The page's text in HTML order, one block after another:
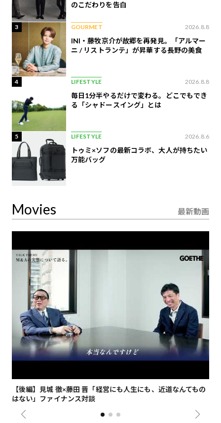
のこだわりを告白
3 GOURMET 2026.8.8
INI・藤牧京介が故郷を再発見。「アルマー
ニ / リストランテ」が昇華する長野の美食
4 LIFESTYLE 2026.8.8
毎日1分半やるだけで変わる。どこでもでき
る「シャドースイング」とは
5 LIFESTYLE 2026.8.6
トゥミ×ソフの最新コラボ、大人が持ちたい
万能バッグ
Movies 最新動画
【後編】見城 徹×藤田 晋「経営にも人生にも、近道なんてもの
はない」ファイナンス対談